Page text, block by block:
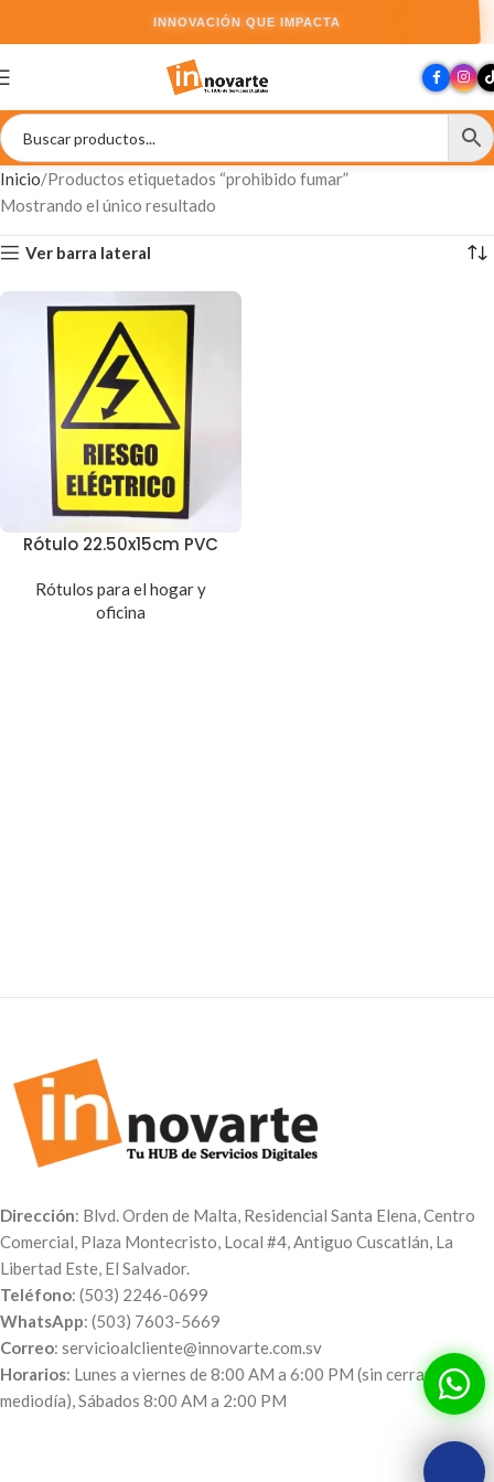
INNOVACIÓN QUE IMPACTA
Inicio Productos etiquetados “prohibido fumar”
Mostrando el único resultado
Ver barra lateral
Rótulo 22.50x15cm PVC
Rótulos para el hogar y
oficina
Dirección: Blvd. Orden de Malta, Residencial Santa Elena, Centro
Comercial, Plaza Montecristo, Local #4, Antiguo Cuscatlán, La
Libertad Este, El Salvador.
Teléfono: (503) 2246-0699
WhatsApp: (503) 7603-5669
Correo: servicioalcliente@innovarte.com.sv
Horarios: Lunes a viernes de 8:00 AM a 6:00 PM (sin cerrar al
mediodía), Sábados 8:00 AM a 2:00 PM